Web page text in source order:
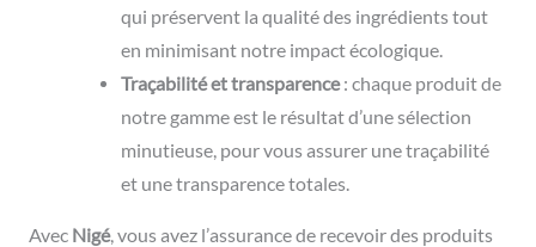
qui préservent la qualité des ingrédients tout
en minimisant notre impact écologique.
Traçabilité et transparence: chaque produit de
notre gamme est le résultat d’une sélection
minutieuse, pour vous assurer une traçabilité
et une transparence totales.
Avec Nigé, vous avez l’assurance de recevoir des produits